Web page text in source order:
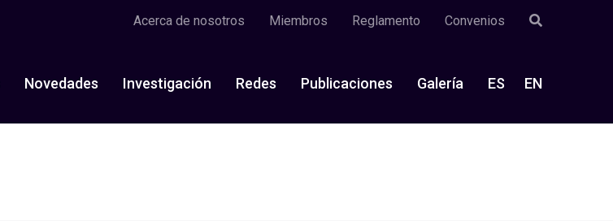
Acerca de nosotros Miembros Reglamento Convenios
Novedades Investigación Redes Publicaciones Galería ES EN